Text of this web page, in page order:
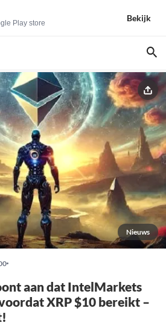
Play store
Bekijk
Nieuws
aan dat IntelMarkets
XRP $10 bereikt –